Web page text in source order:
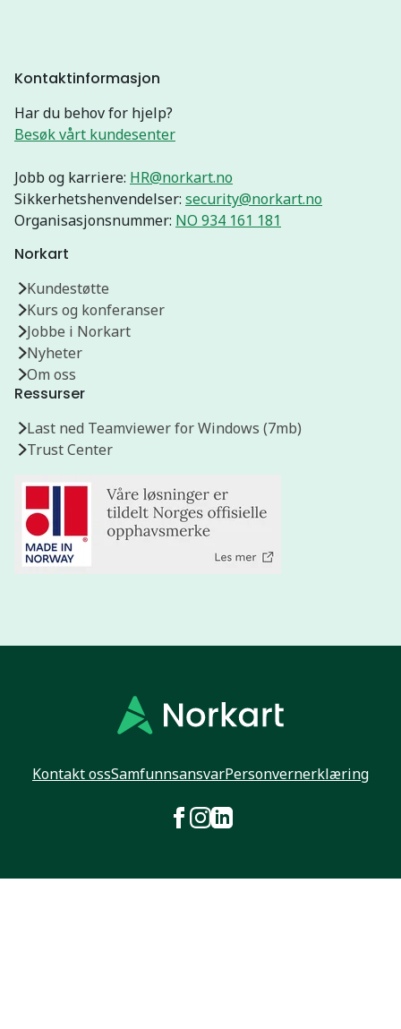
Kontaktinformasjon
Har du behov for hjelp?
Besøk vårt kundesenter
Jobb og karriere: HR@norkart.no
Sikkerhetshenvendelser: security@norkart.no
Organisasjonsnummer: NO 934 161 181
Norkart
Kundestøtte
Kurs og konferanser
Jobbe i Norkart
Nyheter
Om oss
Ressurser
Last ned Teamviewer for Windows (7mb)
Trust Center
Kontakt ossSamfunnsansvarPersonvernerklæring